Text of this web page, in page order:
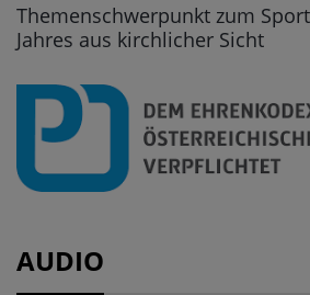
Themenschwerpunkt zum
Jahres aus kirchlicher Sicht
AUDIO